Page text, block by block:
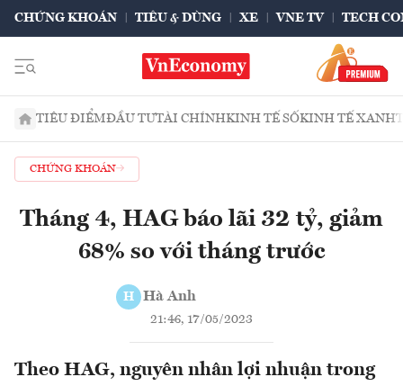
CHỨNG KHOÁN TIÊU & DÙNG XE VNE TV TECH
TIÊU ĐIỂMĐẦU TƯTÀI CHÍNHKINH TẾ SỐKINH TẾ XANH
CHỨNG KHOÁN
Tháng 4, HAG báo lãi 32 tỷ, giảm
68% so với tháng trước
H Hà Anh
21:46, 17/05/2023
Theo HAG, nguyên nhân lợi nhuận trong